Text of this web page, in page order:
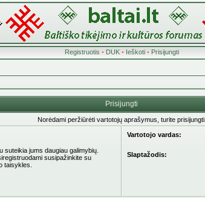
Registruotis • DUK• Ieškoti• Prisijungti
Prisijungti
Norėdami peržiūrėti vartotojų aprašymus, turite prisijungti.
jums daugiau galimybių.
susipažinkite su
taisykles.
Vartotojo vardas:
Slaptažodis: